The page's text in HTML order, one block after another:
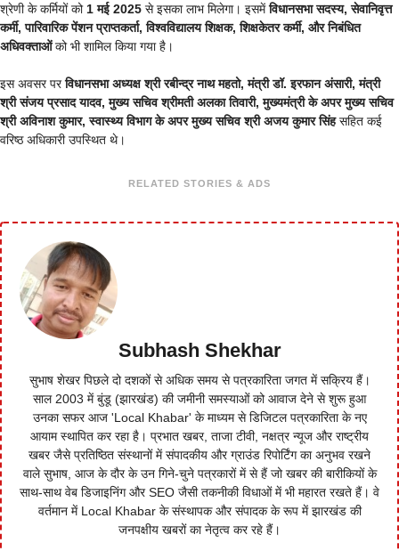
श्रेणी के कर्मियों को 1 मई 2025 से इसका लाभ मिलेगा। इसमेंविधानसभा सदस्य, सेवानिवृत्त
कर्मी, पारिवारिक पेंशन प्राप्तकर्ता, विश्वविद्यालय शिक्षक, शिक्षकेतर कर्मी, और निबंधित
अधिवक्ताओंको भी शामिल किया गया है।
इस अवसर परविधानसभा अध्यक्ष श्री रबीन्द्र नाथ महतो, मंत्री डॉ. इरफान अंसारी, मंत्री
श्री संजय प्रसाद यादव, मुख्य सचिव श्रीमती अलका तिवारी, मुख्यमंत्री के अपर मुख्य सचिव
श्री अविनाश कुमार, स्वास्थ्य विभाग के अपर मुख्य सचिव श्री अजय कुमार सिंहसहित कई
वरिष्ठ अधिकारी उपस्थित थे।
RELATED STORIES & ADS
Subhash Shekhar
सुभाष शेखर पिछले दो दशकों से अधिक समय से पत्रकारिता जगत में सक्रिय हैं।
साल 2003 में बुंडू (झारखंड) की जमीनी समस्याओं को आवाज देने से शुरू हुआ
उनका सफर आज 'Local Khabar' के माध्यम से डिजिटल पत्रकारिता के नए
आयाम स्थापित कर रहा है। प्रभात खबर, ताजा टीवी, नक्षत्र न्यूज और राष्ट्रीय
खबर जैसे प्रतिष्ठित संस्थानों में संपादकीय और ग्राउंड रिपोर्टिंग का अनुभव रखने
वाले सुभाष, आज के दौर के उन गिने-चुने पत्रकारों में से हैं जो खबर की बारीकियों के
साथ-साथ वेब डिजाइनिंग और SEO जैसी तकनीकी विधाओं में भी महारत रखते हैं। वे
वर्तमान में Local Khabar के संस्थापक और संपादक के रूप में झारखंड की
जनपक्षीय खबरों का नेतृत्व कर रहे हैं।